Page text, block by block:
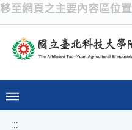
移至網頁之主要內容區位置
:::